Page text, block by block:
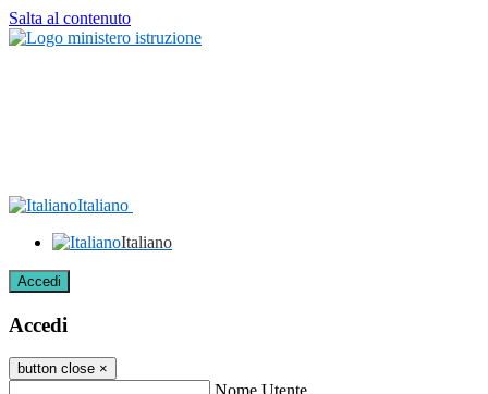
Salta al contenuto
Italiano
Italiano
Accedi
Accedi
button close ×